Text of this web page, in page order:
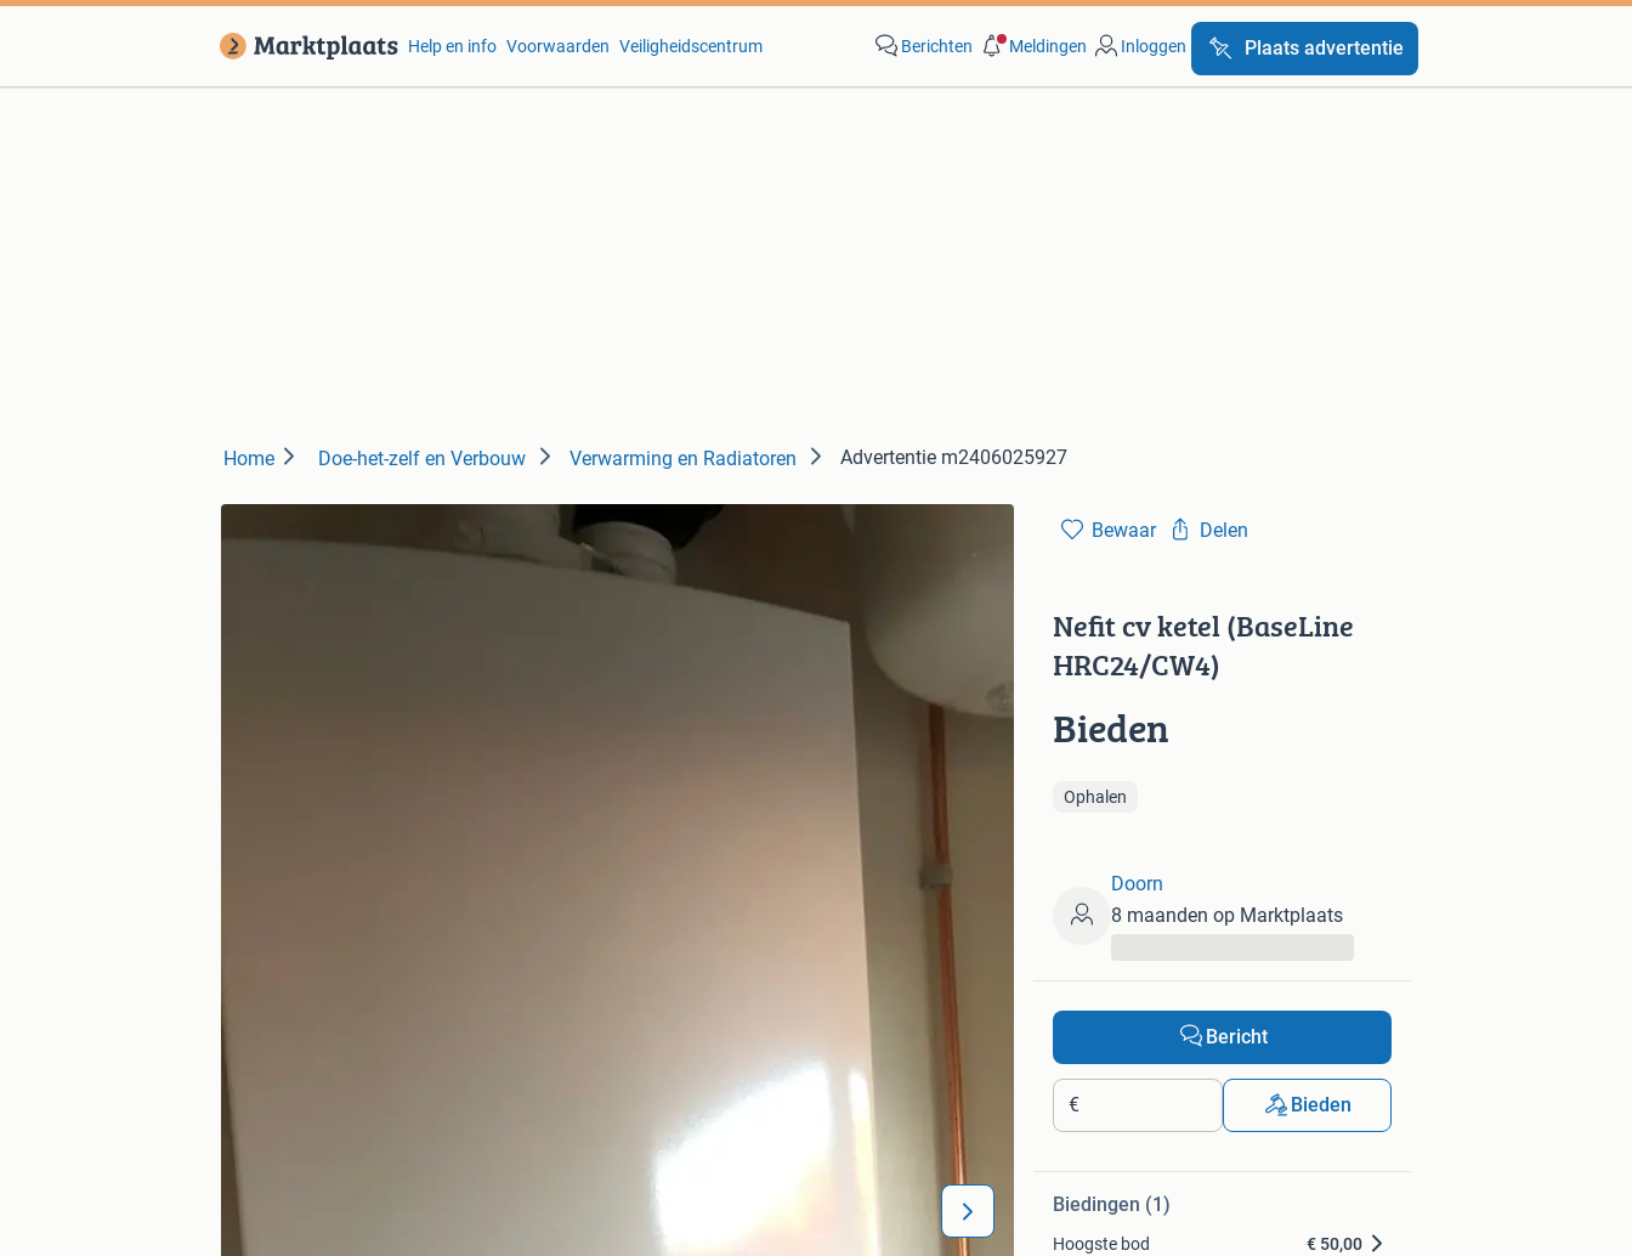
Help en info Voorwaarden Veiligheidscentrum Berichten Meldingen Inloggen Plaats advertentie
Home Doe-het-zelf en Verbouw Verwarming en Radiatoren Advertentie m2406025927
Bewaar Delen
Nefit cv ketel (BaseLine
HRC24/CW4)
Bieden
Ophalen
Doorn
8 maanden op Marktplaats
Bericht
€ Bieden
Biedingen (1)
Hoogste bod € 50,00